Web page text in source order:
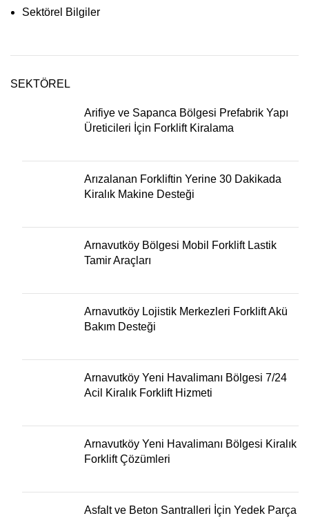
Sektörel Bilgiler
SEKTÖREL
Arifiye ve Sapanca Bölgesi Prefabrik Yapı
Üreticileri İçin Forklift Kiralama
Arızalanan Forkliftin Yerine 30 Dakikada
Kiralık Makine Desteği
Arnavutköy Bölgesi Mobil Forklift Lastik
Tamir Araçları
Arnavutköy Lojistik Merkezleri Forklift Akü
Bakım Desteği
Arnavutköy Yeni Havalimanı Bölgesi 7/24
Acil Kiralık Forklift Hizmeti
Arnavutköy Yeni Havalimanı Bölgesi Kiralık
Forklift Çözümleri
Asfalt ve Beton Santralleri İçin Yedek Parça